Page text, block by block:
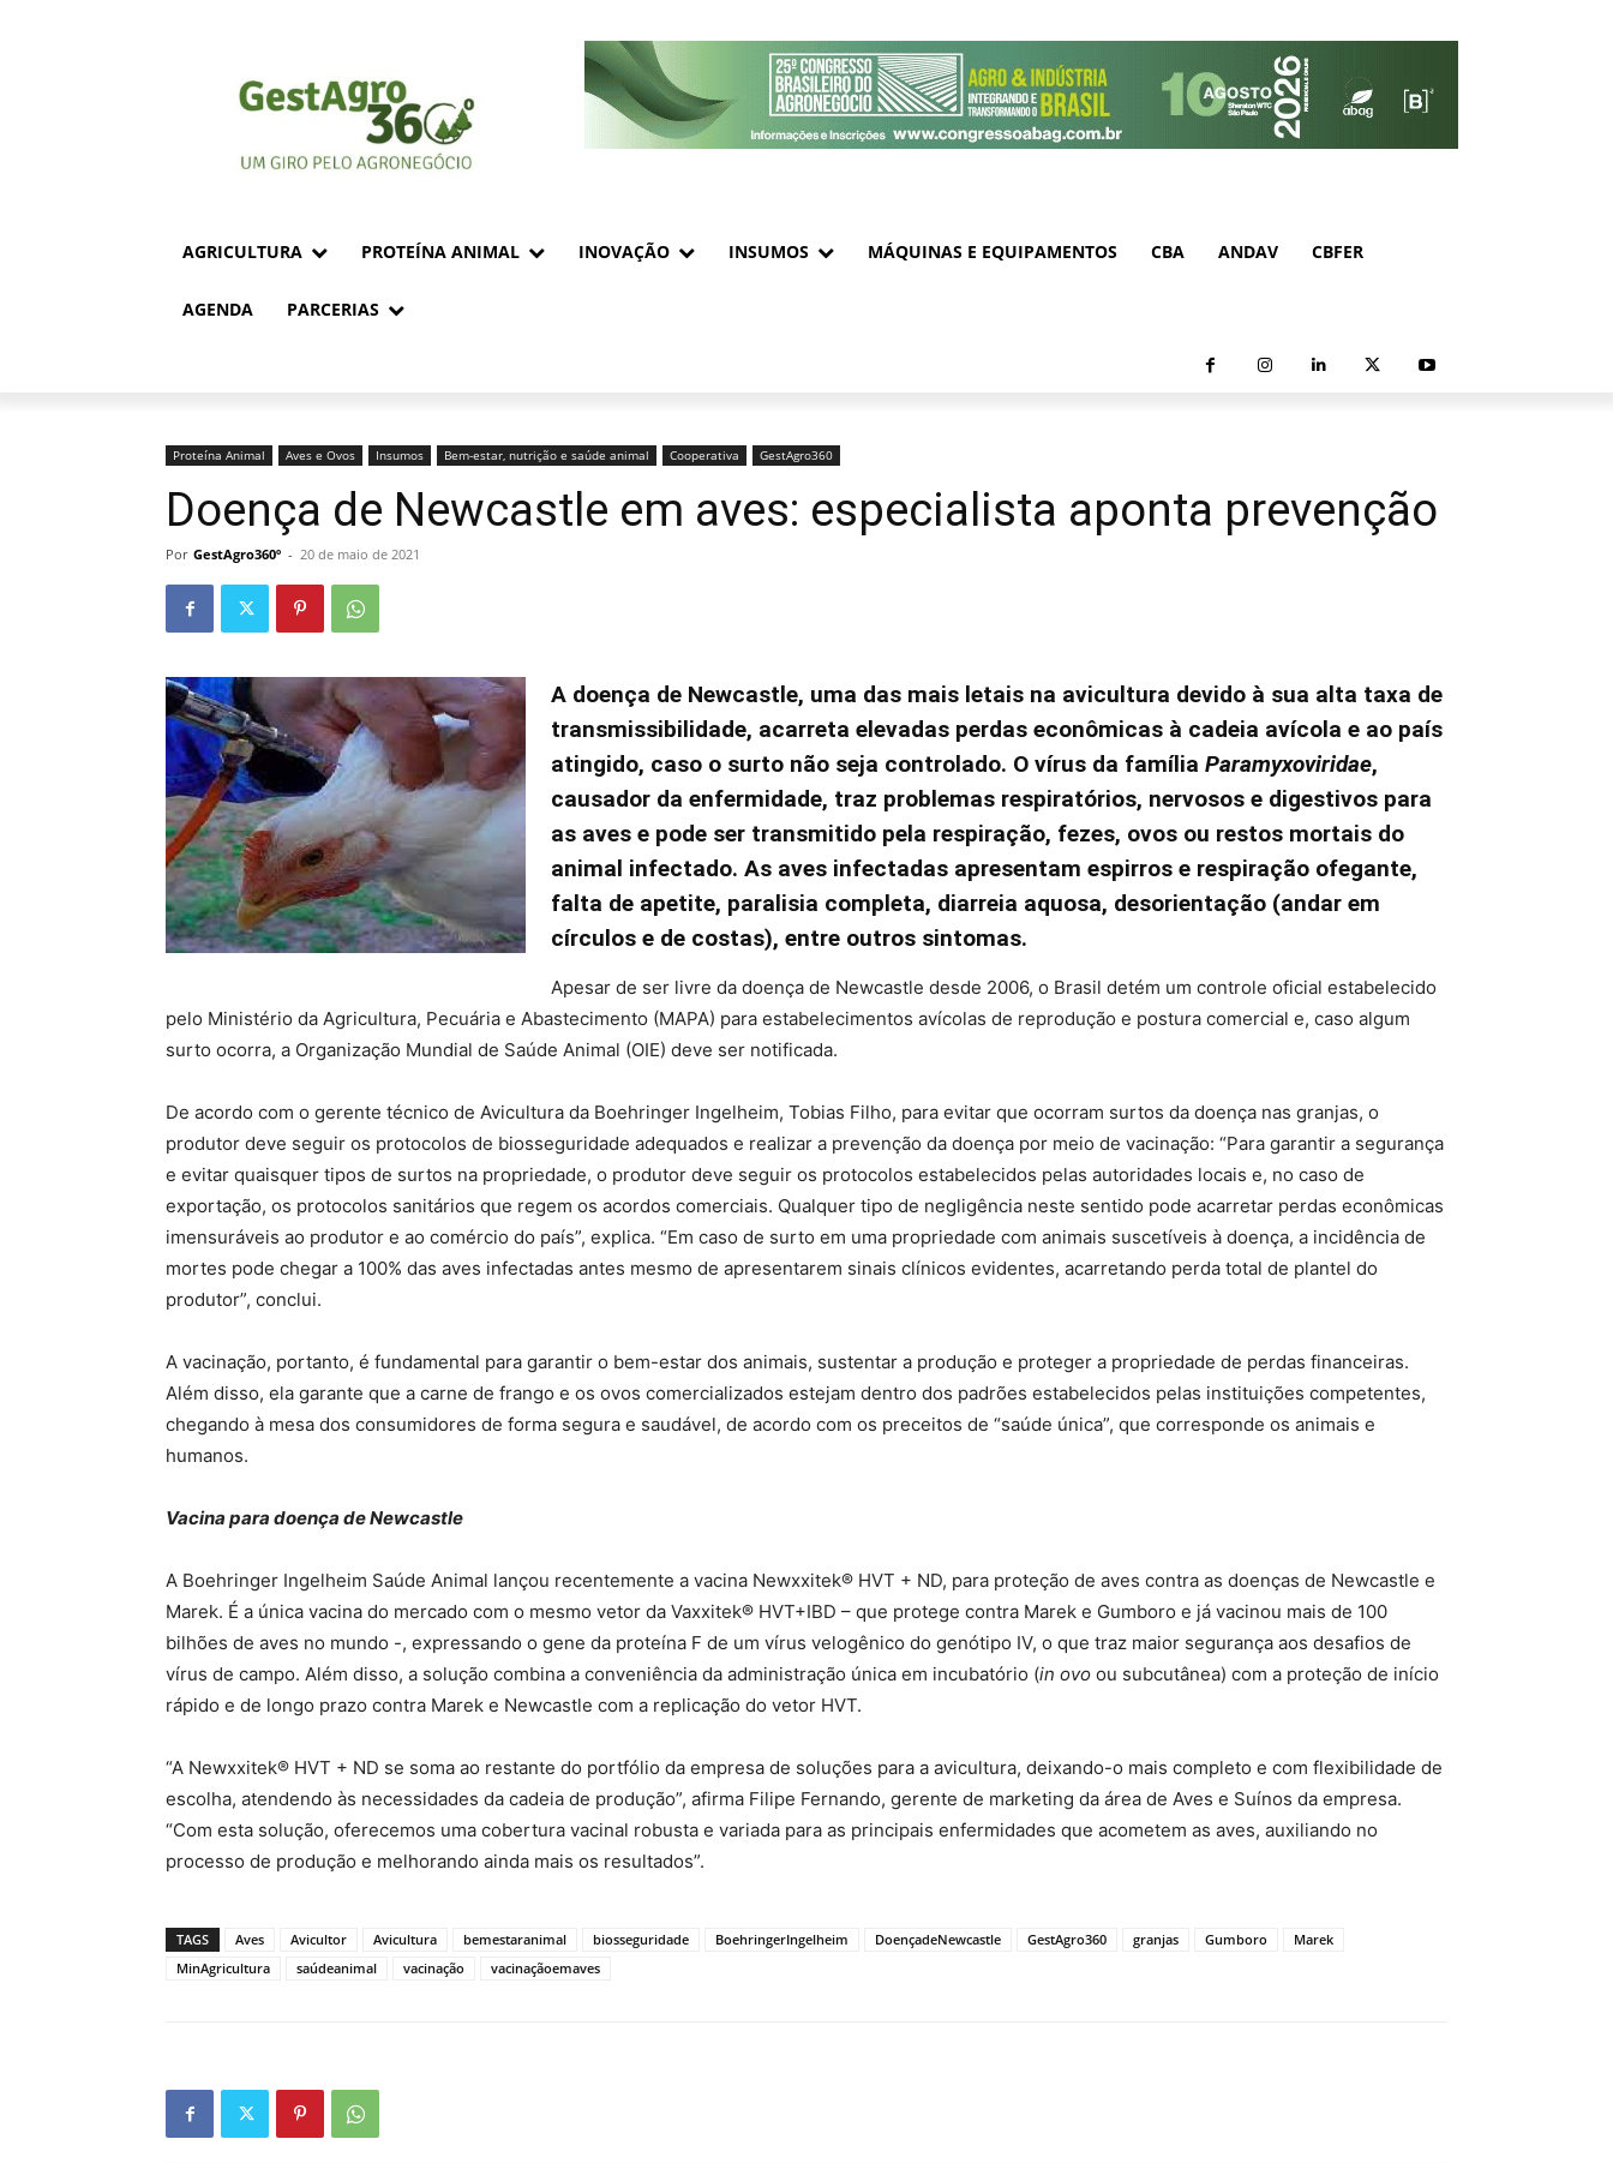
AGRICULTURA PROTEÍNA ANIMAL INOVAÇÃO INSUMOS MÁQUINAS E EQUIPAMENTOS CBA ANDAV CBFER
AGENDA PARCERIAS
Proteína Animal Aves e Ovos Insumos Bem-estar, nutrição e saúde animal Cooperativa GestAgro360
Doença de Newcastle em aves: especialista aponta prevenção
Por GestAgro360º - 20 de maio de 2021
A doença de Newcastle, uma das mais letais na avicultura devido à sua alta taxa de
transmissibilidade, acarreta elevadas perdas econômicas à cadeia avícola e ao país
atingido, caso o surto não seja controlado. O vírus da família Paramyxoviridae,
causador da enfermidade, traz problemas respiratórios, nervosos e digestivos para
as aves e pode ser transmitido pela respiração, fezes, ovos ou restos mortais do
animal infectado. As aves infectadas apresentam espirros e respiração ofegante,
falta de apetite, paralisia completa, diarreia aquosa, desorientação (andar em
círculos e de costas), entre outros sintomas.
Apesar de ser livre da doença de Newcastle desde 2006, o Brasil detém um controle oficial estabelecido
pelo Ministério da Agricultura, Pecuária e Abastecimento (MAPA) para estabelecimentos avícolas de reprodução e postura comercial e, caso algum
surto ocorra, a Organização Mundial de Saúde Animal (OIE) deve ser notificada.
De acordo com o gerente técnico de Avicultura da Boehringer Ingelheim, Tobias Filho, para evitar que ocorram surtos da doença nas granjas, o
produtor deve seguir os protocolos de biosseguridade adequados e realizar a prevenção da doença por meio de vacinação: “Para garantir a segurança
e evitar quaisquer tipos de surtos na propriedade, o produtor deve seguir os protocolos estabelecidos pelas autoridades locais e, no caso de
exportação, os protocolos sanitários que regem os acordos comerciais. Qualquer tipo de negligência neste sentido pode acarretar perdas econômicas
imensuráveis ao produtor e ao comércio do país”, explica. “Em caso de surto em uma propriedade com animais suscetíveis à doença, a incidência de
mortes pode chegar a 100% das aves infectadas antes mesmo de apresentarem sinais clínicos evidentes, acarretando perda total de plantel do
produtor”, conclui.
A vacinação, portanto, é fundamental para garantir o bem-estar dos animais, sustentar a produção e proteger a propriedade de perdas financeiras.
Além disso, ela garante que a carne de frango e os ovos comercializados estejam dentro dos padrões estabelecidos pelas instituições competentes,
chegando à mesa dos consumidores de forma segura e saudável, de acordo com os preceitos de “saúde única”, que corresponde os animais e
humanos.
Vacina para doença de Newcastle
A Boehringer Ingelheim Saúde Animal lançou recentemente a vacina Newxxitek® HVT + ND, para proteção de aves contra as doenças de Newcastle e
Marek. É a única vacina do mercado com o mesmo vetor da Vaxxitek® HVT+IBD – que protege contra Marek e Gumboro e já vacinou mais de 100
bilhões de aves no mundo -, expressando o gene da proteína F de um vírus velogênico do genótipo IV, o que traz maior segurança aos desafios de
vírus de campo. Além disso, a solução combina a conveniência da administração única em incubatório (in ovo ou subcutânea) com a proteção de início
rápido e de longo prazo contra Marek e Newcastle com a replicação do vetor HVT.
“A Newxxitek® HVT + ND se soma ao restante do portfólio da empresa de soluções para a avicultura, deixando-o mais completo e com flexibilidade de
escolha, atendendo às necessidades da cadeia de produção”, afirma Filipe Fernando, gerente de marketing da área de Aves e Suínos da empresa.
“Com esta solução, oferecemos uma cobertura vacinal robusta e variada para as principais enfermidades que acometem as aves, auxiliando no
processo de produção e melhorando ainda mais os resultados”.
TAGS Aves Avicultor Avicultura bemestaranimal biosseguridade BoehringerIngelheim DoençadeNewcastle GestAgro360 granjas Gumboro
Marek
MinAgricultura
saúdeanimal vacinação vacinaçãoemaves